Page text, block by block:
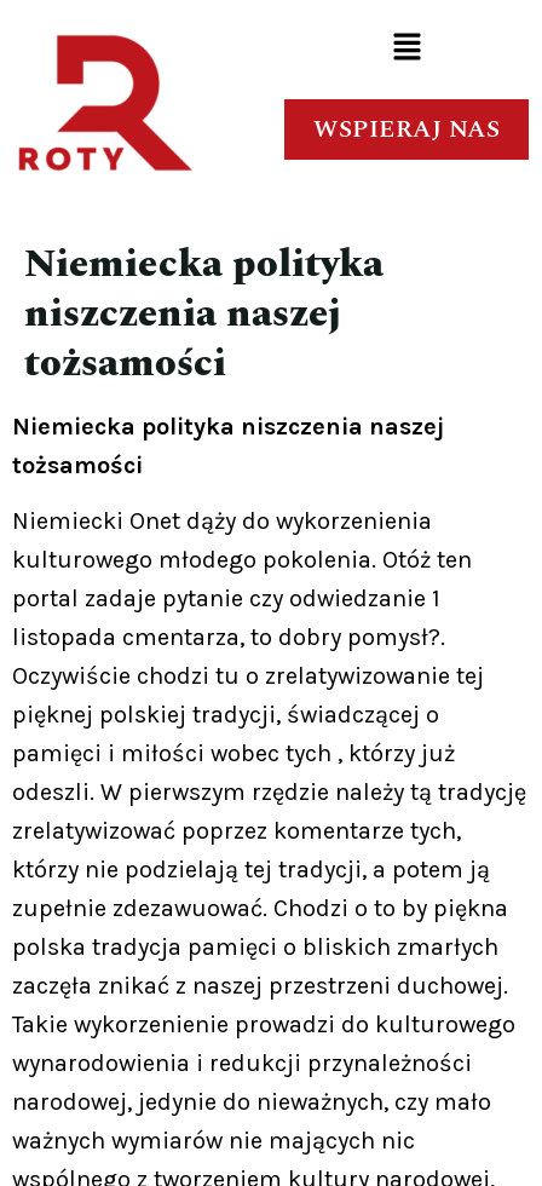
WSPIERAJ NAS
Niemiecka polityka
niszczenia naszej
tożsamości
Niemiecka polityka niszczenia naszej
tożsamości
Niemiecki Onet dąży do wykorzenienia
kulturowego młodego pokolenia. Otóż ten
portal zadaje pytanie czy odwiedzanie 1
listopada cmentarza, to dobry pomysł?.
Oczywiście chodzi tu o zrelatywizowanie tej
pięknej polskiej tradycji, świadczącej o
pamięci i miłości wobec tych , którzy już
odeszli. W pierwszym rzędzie należy tą tradycję
zrelatywizować poprzez komentarze tych,
którzy nie podzielają tej tradycji, a potem ją
zupełnie zdezawuować. Chodzi o to by piękna
polska tradycja pamięci o bliskich zmarłych
zaczęła znikać z naszej przestrzeni duchowej.
Takie wykorzenienie prowadzi do kulturowego
wynarodowienia i redukcji przynależności
narodowej, jedynie do nieważnych, czy mało
ważnych wymiarów nie mających nic
wspólnego z tworzeniem kultury narodowej,